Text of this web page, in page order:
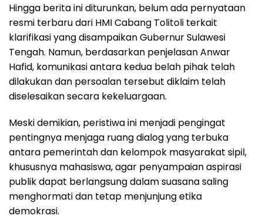
Hingga berita ini diturunkan, belum ada pernyataan
resmi terbaru dari HMI Cabang Tolitoli terkait
klarifikasi yang disampaikan Gubernur Sulawesi
Tengah. Namun, berdasarkan penjelasan Anwar
Hafid, komunikasi antara kedua belah pihak telah
dilakukan dan persoalan tersebut diklaim telah
diselesaikan secara kekeluargaan.
Meski demikian, peristiwa ini menjadi pengingat
pentingnya menjaga ruang dialog yang terbuka
antara pemerintah dan kelompok masyarakat sipil,
khususnya mahasiswa, agar penyampaian aspirasi
publik dapat berlangsung dalam suasana saling
menghormati dan tetap menjunjung etika
demokrasi.